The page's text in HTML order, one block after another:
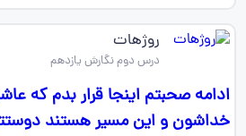
روژهات
درس دوم نگارش یازدهم
ادامه صحبتم اینجا قرار بدم که
خداشون و این مسیر هستند